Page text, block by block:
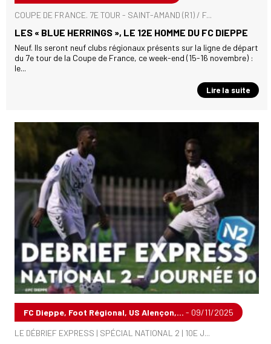
COUPE DE FRANCE. 7E TOUR - SAINT-AMAND (R1) / F...
LES « BLUE HERRINGS », LE 12E HOMME DU FC DIEPPE
Neuf. Ils seront neuf clubs régionaux présents sur la ligne de départ
du 7e tour de la Coupe de France, ce week-end (15-16 novembre) :
le...
Lire la suite
FC Dieppe, Foot Régional, US Alençon,... - 09/11/2025
LE DÉBRIEF EXPRESS | SPÉCIAL NATIONAL 2 | 10E J...